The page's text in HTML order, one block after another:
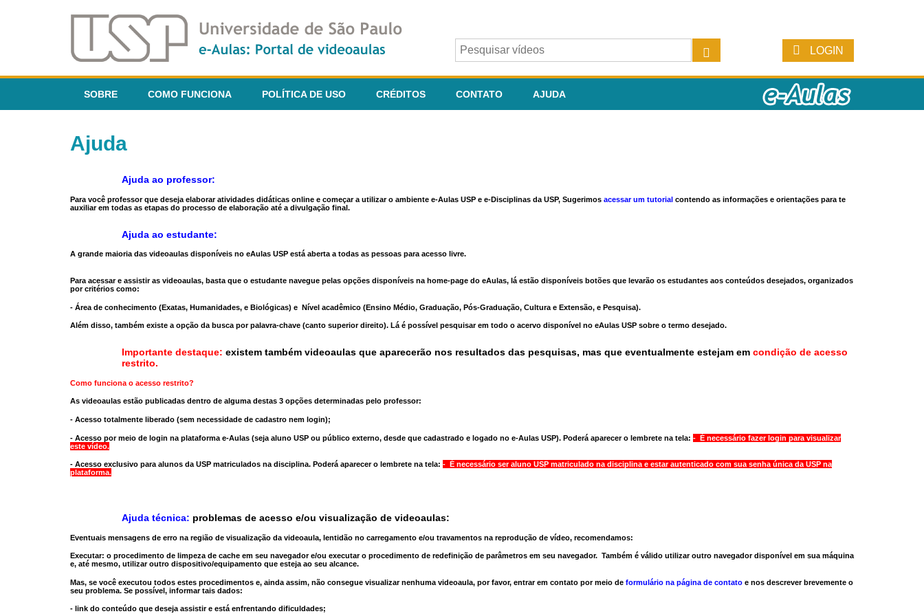
LOGIN
SOBRE COMO FUNCIONA POLÍTICA DE USO CRÉDITOS CONTATO AJUDA
Ajuda
Ajuda ao professor:
Para você professor que deseja elaborar atividades didáticas online e começar a utilizar o ambiente e-Aulas USP e e-Disciplinas da USP, Sugerimos acessar um tutorial contendo as informações e orientações para te
auxiliar em todas as etapas do processo de elaboração até a divulgação final.
Ajuda ao estudante:
A grande maioria das videoaulas disponíveis no eAulas USP está aberta a todas as pessoas para acesso livre.
Para acessar e assistir as videoaulas, basta que o estudante navegue pelas opções disponíveis na home-page do eAulas, lá estão disponíveis botões que levarão os estudantes aos conteúdos desejados, organizados
por critérios como:
- Área de conhecimento (Exatas, Humanidades, e Biológicas) e Nível acadêmico (Ensino Médio, Graduação, Pós-Graduação, Cultura e Extensão, e Pesquisa).
Além disso, também existe a opção da busca por palavra-chave (canto superior direito). Lá é possível pesquisar em todo o acervo disponível no eAulas USP sobre o termo desejado.
Importante destaque: existem também videoaulas que aparecerão nos resultados das pesquisas, mas que eventualmente estejam em condição de acesso
restrito.
Como funciona o acesso restrito?
As videoaulas estão publicadas dentro de alguma destas 3 opções determinadas pelo professor:
- Acesso totalmente liberado (sem necessidade de cadastro nem login);
- Acesso por meio de login na plataforma e-Aulas (seja aluno USP ou público externo, desde que cadastrado e logado no e-Aulas USP). Poderá aparecer o lembrete na tela: - É necessário fazer login para visualizar
este vídeo.
- Acesso exclusivo para alunos da USP matriculados na disciplina. Poderá aparecer o lembrete na tela: - É necessário ser aluno USP matriculado na disciplina e estar autenticado com sua senha única da USP na
plataforma.
Ajuda técnica: problemas de acesso e/ou visualização de videoaulas:
Eventuais mensagens de erro na região de visualização da videoaula, lentidão no carregamento e/ou travamentos na reprodução de vídeo, recomendamos:
Executar: o procedimento de limpeza de cache em seu navegador e/ou executar o procedimento de redefinição de parâmetros em seu navegador. Também é válido utilizar outro navegadordisponível em sua máquina
e, até mesmo, utilizar outro dispositivo/equipamento que esteja ao seu alcance.
Mas, se você executou todos estes procedimentos e, ainda assim, não consegue visualizar nenhuma videoaula, por favor, entrar em contato por meio de formulário na página de contato e nos descrever brevemente o
seu problema. Se possível, informar tais dados:
- link do conteúdo que deseja assistir e está enfrentando dificuldades;